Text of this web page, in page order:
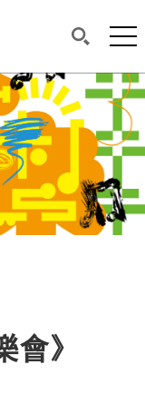
主要連結。
搜尋(開
網
。
會》